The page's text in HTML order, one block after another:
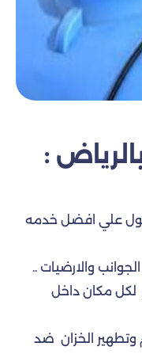
:
علي افضل خدمه
والارضيات ..
لكل مكان داخل
الخزان ضد